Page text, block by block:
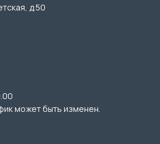
д.50
может быть изменен.